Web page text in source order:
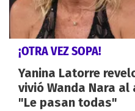
¡OTRA VEZ SOPA!
Yanina Latorre
vivió Wanda Nara
"Le pasan todas"